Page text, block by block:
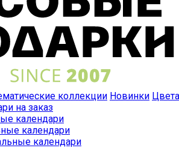
коллекции Новинки Цвета
на заказ
календари
календари
календари